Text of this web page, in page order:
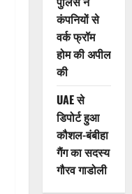
कंपनियों से
वर्क फ्रॉम
होम की अपील
की
UAE से
डिपोर्ट हुआ
कौशल-बंबीहा
गैंग का सदस्य
गौरव गाडोली